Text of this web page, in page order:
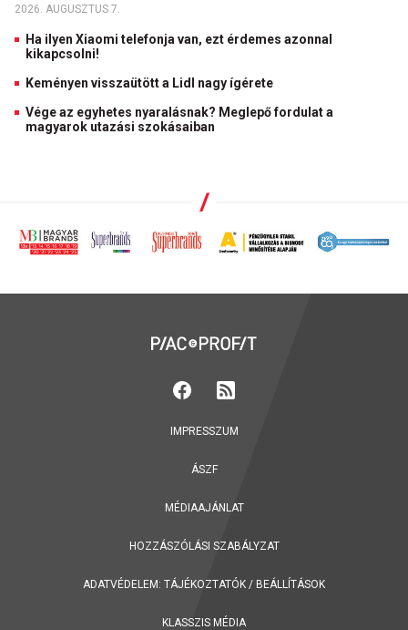
2026. AUGUSZTUS 7.
Ha ilyen Xiaomi telefonja van, ezt érdemes azonnal
kikapcsolni!
Keményen visszaütött a Lidl nagy ígérete
Vége az egyhetes nyaralásnak? Meglepő fordulat a
magyarok utazási szokásaiban
IMPRESSZUM
ÁSZF
MÉDIAAJÁNLAT
HOZZÁSZÓLÁSI SZABÁLYZAT
ADATVÉDELEM: TÁJÉKOZTATÓK / BEÁLLÍTÁSOK
KLASSZIS MÉDIA